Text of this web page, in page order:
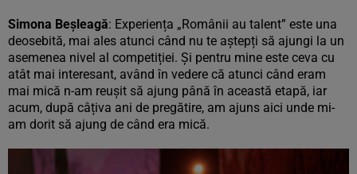
Simona Beșleagă: Experiența „Românii au talent” este una
deosebită, mai ales atunci când nu te aștepți să ajungi la un
asemenea nivel al competiției. Și pentru mine este ceva cu
atât mai interesant, având în vedere că atunci când eram
mai mică n-am reușit să ajung până în această etapă, iar
acum, după câțiva ani de pregătire, am ajuns aici unde mi-
am dorit să ajung de când era mică.